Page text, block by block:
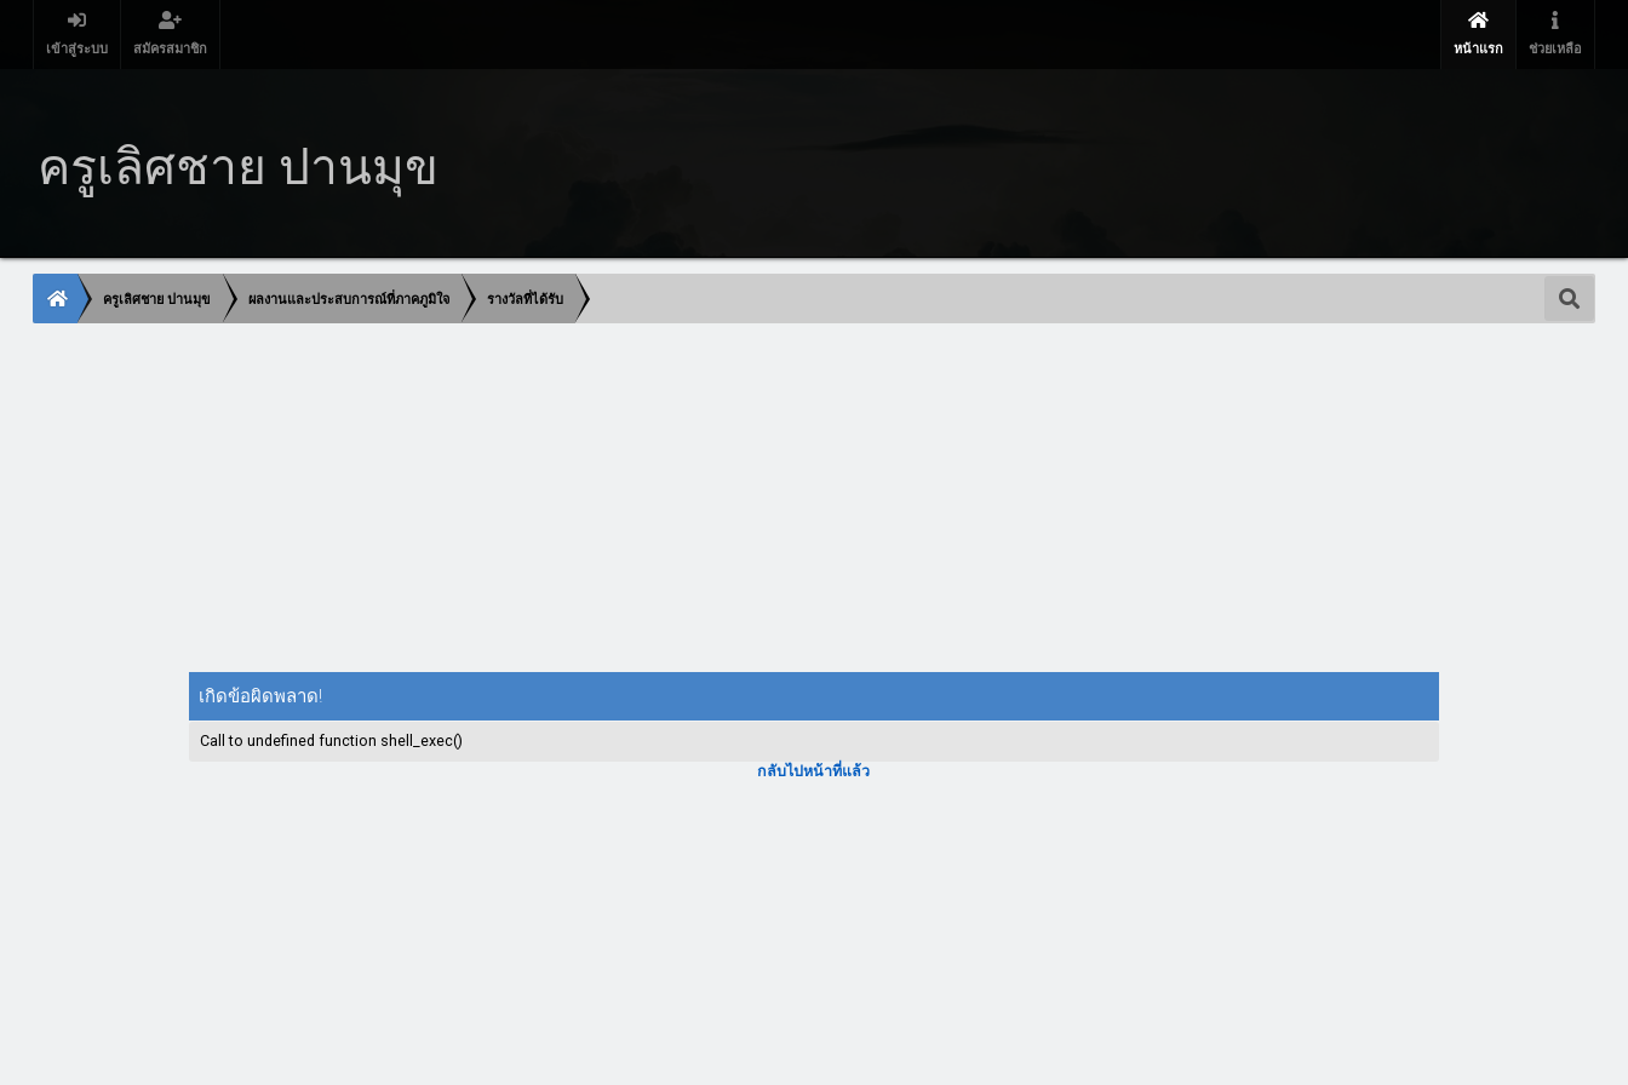
เข้าสู่ระบบ สมัครสมาชิก หน้าแรก ช่วยเหลือ
ครูเลิศชาย ปานมุข
ครูเลิศชาย ปานมุข ผลงานและประสบการณ์ที่ภาคภูมิใจ รางวัลที่ได้รับ
เกิดข้อผิดพลาด!
Call to undefined function shell_exec()
กลับไปหน้าที่แล้ว